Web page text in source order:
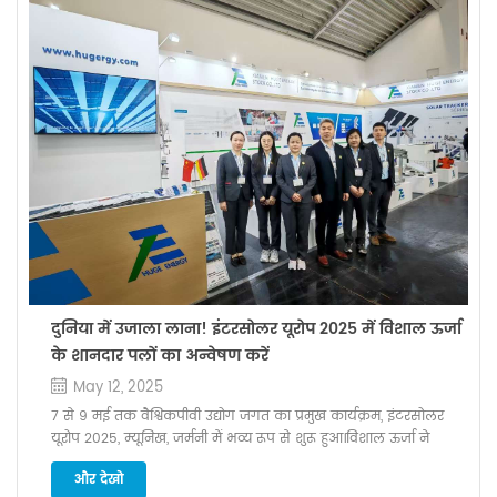
निम्न-कार्बन परिवर्तन को नई गति मिलेगी। विशाल ऊर्जा सौर के लिए बढ़ते
सिस्टम धातु छतों में उच्च-शक्ति, संक्षारण-प्रतिरोधी एल्यूमीनियम प्रोफाइल
का उपयोग किया गया है। इसका हल्का डिज़ाइन छत पर भार को कम
करता है और साथ ही तूफान और भारी बारिश जैसे चरम मौसम के खिलाफ
मजबूत सुरक्षा प्रदान करता है। धातु की छत क्लैंप जलरोधी परत में प्रवेश
किए बिना छत के साथ एक तंग फिट सुनिश्चित करते हैं, जिससे स्थापना
सरल और सुविधाजनक हो जाती है। इसके अतिरिक्त, माउंटिंग सिस्टम में
बीच की दूरी को अनुकूलित करके "थर्मल इन्सुलेशन और दक्षता वृद्धि"
अवधारणा शामिल है सौर मॉड्यूल इससे छत पर प्राकृतिक वेंटिलेशन परत
का निर्माण होगा, जिससे घर के अंदर का तापम�
दुनिया में उजाला लाना! इंटरसोलर यूरोप 2025 में विशाल ऊर्जा
के शानदार पलों का अन्वेषण करें
May 12, 2025
7 से 9 मई तक वैश्विकपीवी उद्योग जगत का प्रमुख कार्यक्रम, इंटरसोलर
यूरोप 2025, म्यूनिख, जर्मनी में भव्य रूप से शुरू हुआ।विशाल ऊर्जा ने
विभिन्न प्रकार के मुख्य उत्पादों और अत्याधुनिक सुविधाओं के साथ
प्रभावशाली उपस्थिति दर्ज कराईपीवी सिस्टम समाधान। अपनी पेशेवर
और देखो